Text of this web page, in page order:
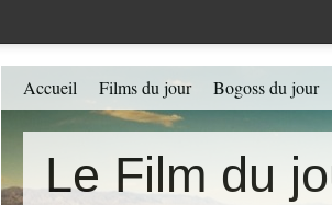
Le Film du
Accueil Films du jour Bogoss du jour